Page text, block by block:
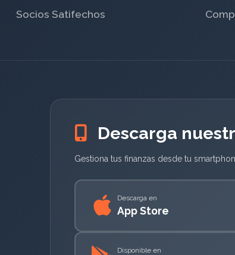
Socios Satifechos
Descarga
Gestiona tus finanzas desde tu
Descarga en
App Store
Disponible en